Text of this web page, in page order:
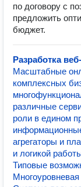
по договору с
предложить
бюджет.
Разработка
Масштабные
комплексных
различные
роли в едином
агрегаторы и
и логикой
Типовые